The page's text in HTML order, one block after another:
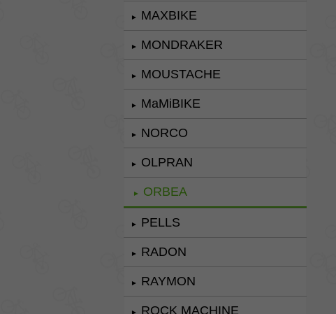
► MAXBIKE
► MONDRAKER
► MOUSTACHE
► MaMiBIKE
► NORCO
► OLPRAN
► ORBEA
► PELLS
► RADON
► RAYMON
► ROCK MACHINE